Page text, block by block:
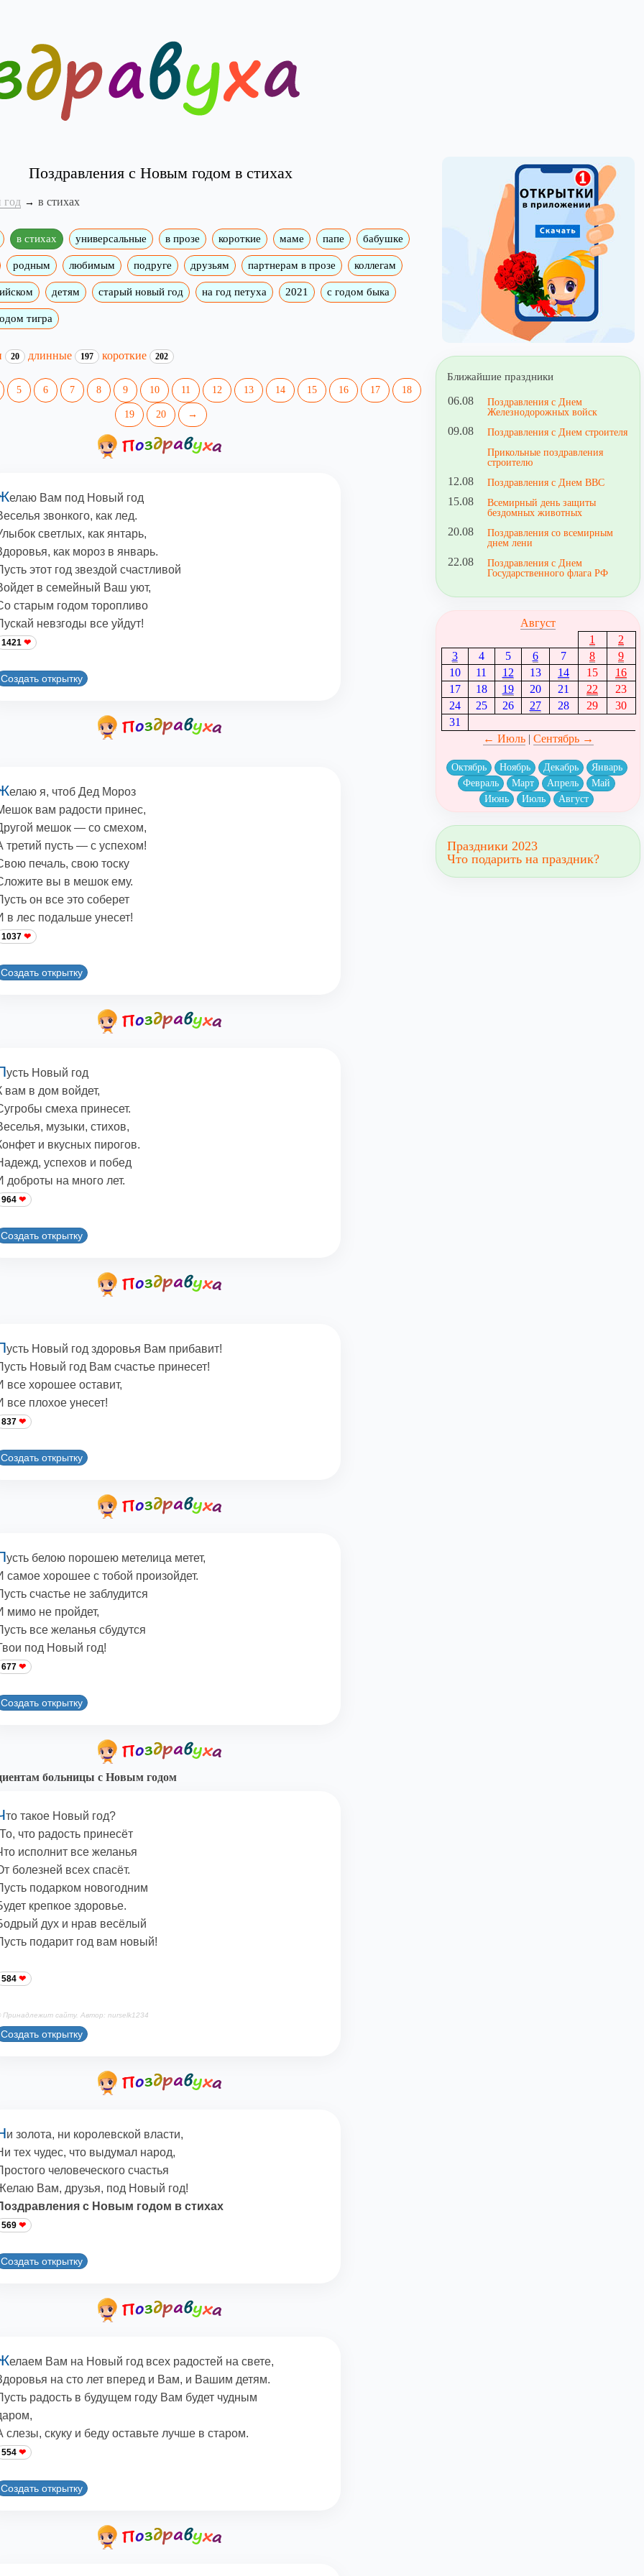
Поздравления с Новым годом в стихах
в стихах
в стихах универсальные в прозе короткие маме папе бабушке
родным любимым подруге друзьям партнерам в прозе коллегам
детям старый новый год на год петуха 2021 с годом быка
тигра
20 длинные 197 короткие 202
5 6 7 8 9 10 11 12 13 14 15 16 17 18
19 20 →
елаю Вам под Новый год
звонкого, как лед.
светлых, как янтарь,
как мороз в январь.
этот год звездой счастливой
в семейный Ваш уют,
старым годом торопливо
невзгоды все уйдут!
1421
Создать открытку
елаю я, чтоб Дед Мороз
вам радости принес,
мешок — со смехом,
третий пусть — с успехом!
печаль, свою тоску
вы в мешок ему.
он все это соберет
в лес подальше унесет!
1037
Создать открытку
усть Новый год
вам в дом войдет,
смеха принесет.
музыки, стихов,
и вкусных пирогов.
успехов и побед
доброты на много лет.
964
Создать открытку
усть Новый год здоровья Вам прибавит!
Новый год Вам счастье принесет!
все хорошее оставит,
все плохое унесет!
837
Создать открытку
усть белою порошею метелица метет,
самое хорошее с тобой произойдет.
счастье не заблудится
мимо не пройдет,
все желанья сбудутся
под Новый год!
677
Создать открытку
больницы с Новым годом
то такое Новый год?
что радость принесёт
исполнит все желанья
болезней всех спасёт.
подарком новогодним
крепкое здоровье.
дух и нрав весёлый
подарит год вам новый!
584
Принадлежит сайту. Автор: nurselk1234
Создать открытку
и золота, ни королевской власти,
тех чудес, что выдумал народ,
человеческого счастья
Вам, друзья, под Новый год!
с Новым годом в стихах
569
Создать открытку
елаем Вам на Новый год всех радостей на свете,
на сто лет вперед и Вам, и Вашим детям.
радость в будущем году Вам будет чудным
слезы, скуку и беду оставьте лучше в старом.
554
Создать открытку
Ближайшие праздники
06.08
Поздравления с Днем
Железнодорожных войск
09.08
Поздравления с Днем строителя
Прикольные поздравления
строителю
12.08 Поздравления с Днем ВВС
15.08
Всемирный день защиты
бездомных животных
20.08
Поздравления со всемирным
днем лени
22.08
Поздравления с Днем
Государственного флага РФ
Август
1
2
3
4 5 6 7 8
9
10
11 12 13 14 15
16
17
18 19 20 21 22
23
24
25 26 27 28 29
30
31
← Июль| Сентябрь →
Октябрь Ноябрь Декабрь
Январь
Февраль
Март Апрель
Май
Июнь
Июль Август
Праздники 2023
Что подарить на праздник?